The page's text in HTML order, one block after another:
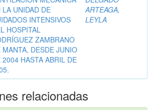
LA UNIDAD DE
INTENSIVOS
HOSPITAL
ZAMBRANO
MANTA, DESDE JUNIO
2004 HASTA ABRIL DE
ARTEAGA,
LEYLA
relacionadas